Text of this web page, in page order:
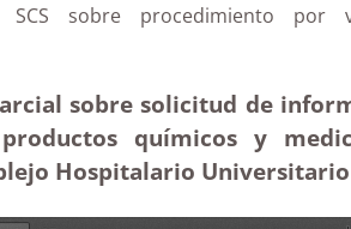
sobre procedimiento
sobre solicitud de
químicos y
Hospitalario